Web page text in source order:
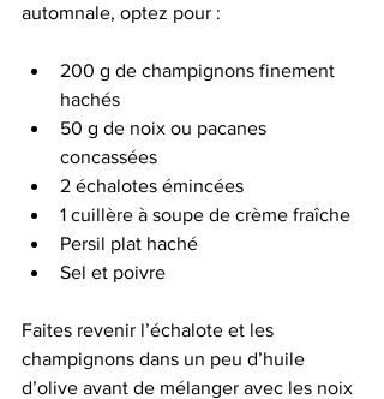
automnale, optez pour :
200 g de champignons finement
hachés
50 g de noix ou pacanes
concassées
2 échalotes émincées
1 cuillère à soupe de crème fraîche
Persil plat haché
Sel et poivre
Faites revenir l’échalote et les
champignons dans un peu d’huile
d’olive avant de mélanger avec les noix